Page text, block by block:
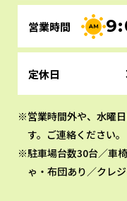
営業時間
定休日
営業時間外や、水曜
す。ご連絡ください。
駐車場台数30台／車
ゃ・布団あり／クレ